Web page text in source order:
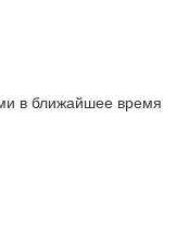
в ближайшее время